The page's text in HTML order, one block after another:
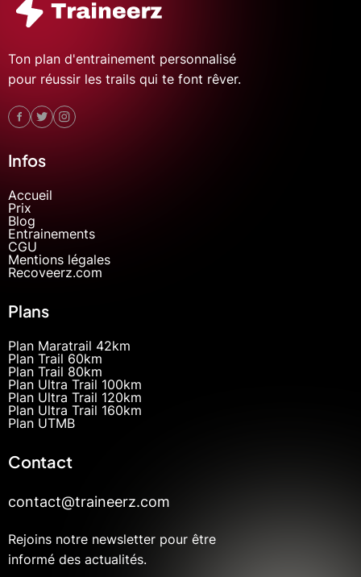
Ton plan d'entrainement personnalisé
pour réussir les trails qui te font rêver.
Infos
Accueil
Prix
Blog
Entrainements
CGU
Mentions légales
Recoveerz.com
Plans
Plan Maratrail 42km
Plan Trail 60km
Plan Trail 80km
Plan Ultra Trail 100km
Plan Ultra Trail 120km
Plan Ultra Trail 160km
Plan UTMB
Contact
contact@traineerz.com
Rejoins notre newsletter pour être
informé des actualités.